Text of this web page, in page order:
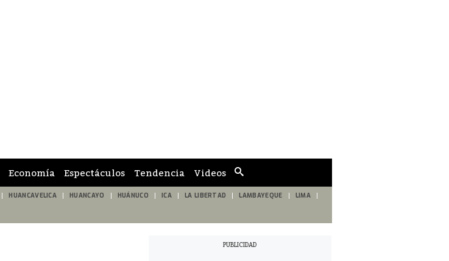
de
búsqueda
Economía Espectáculos Tendencia Videos
HUANCAVELICA HUANCAYO HUÁNUCO ICA LA LIBERTAD LAMBAYEQUE LIMA